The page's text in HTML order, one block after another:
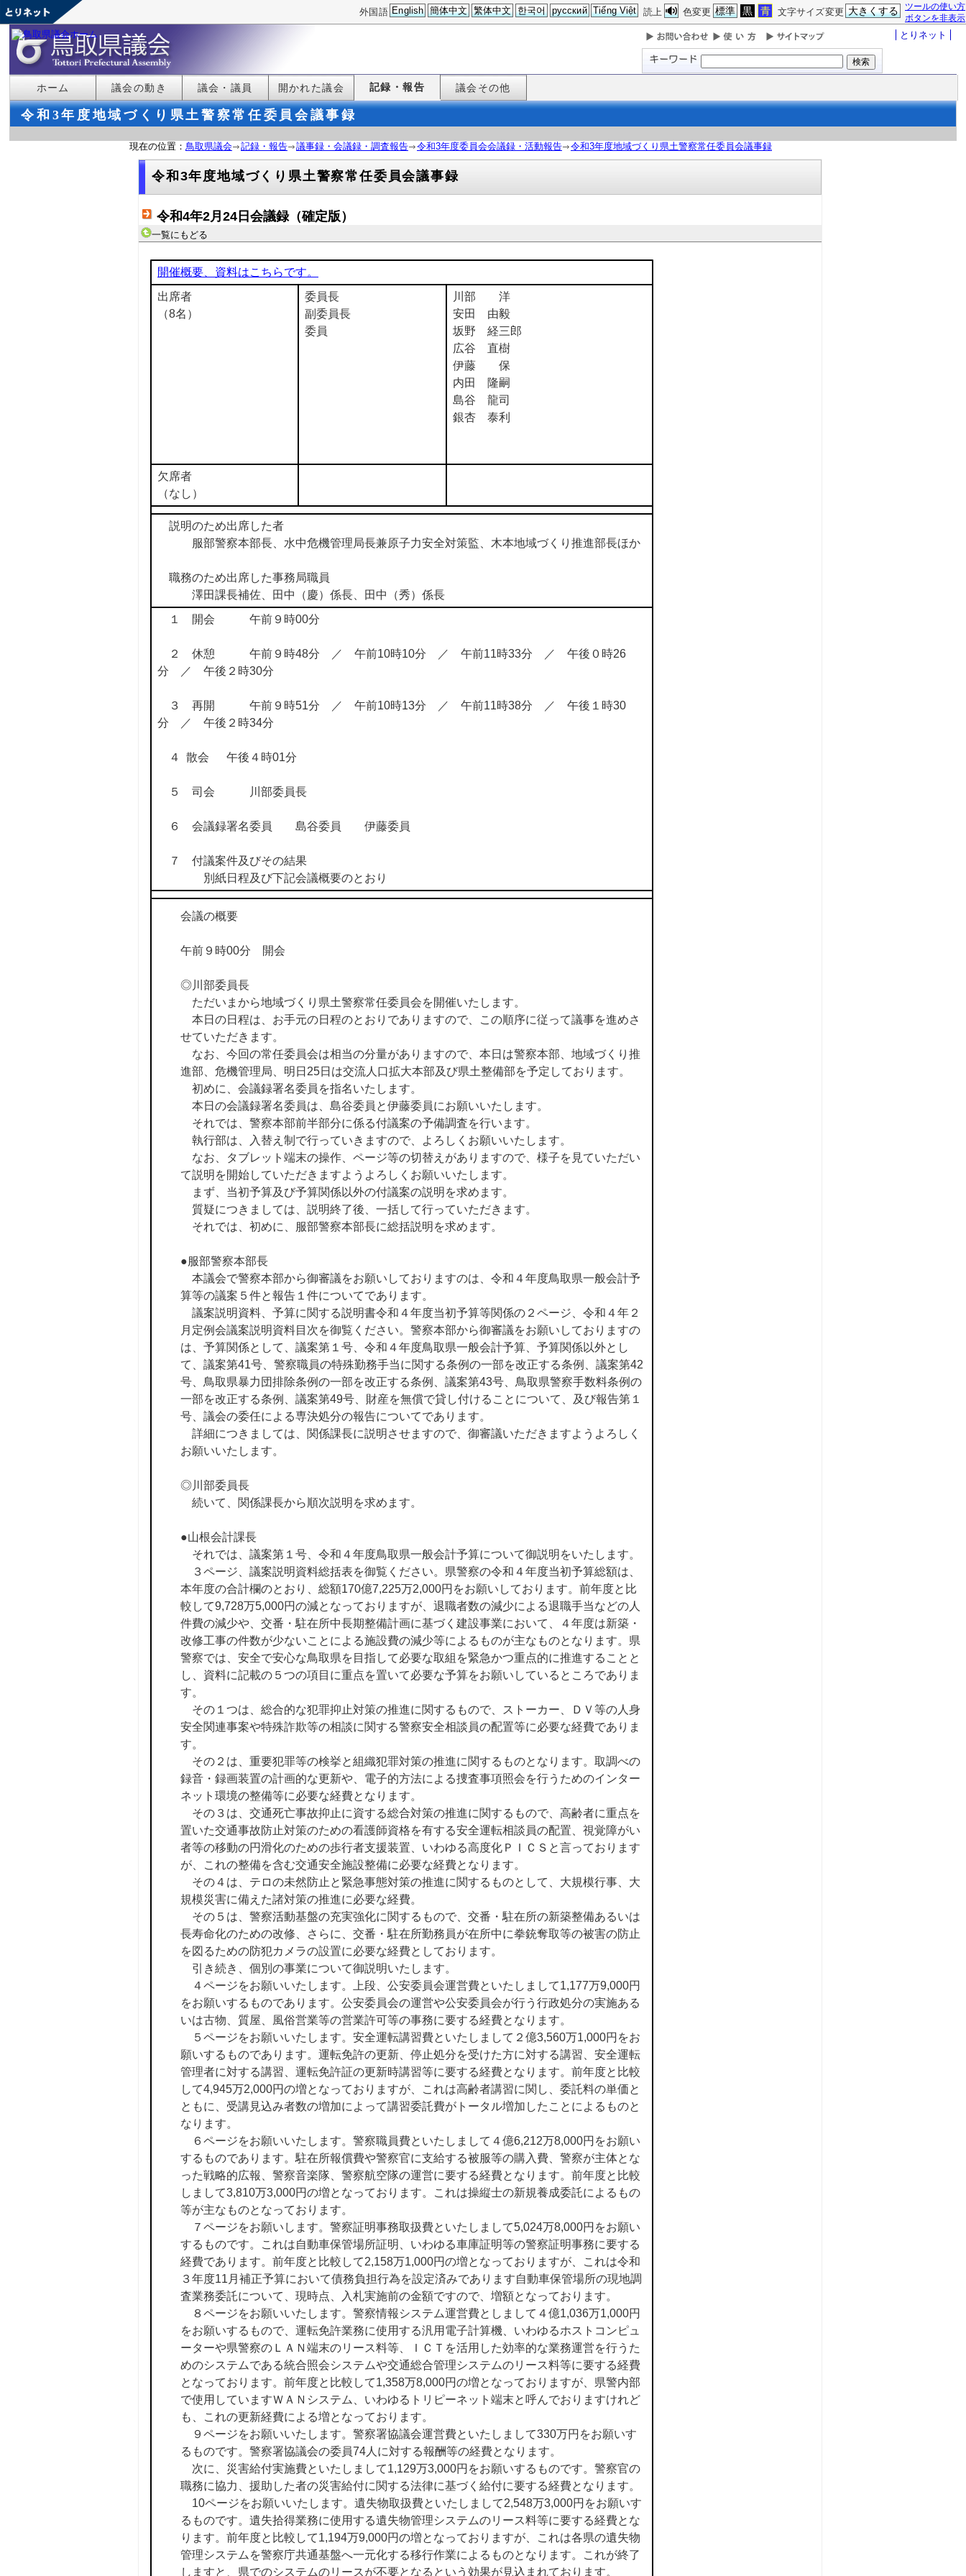
ツールの使い方
ボタンを非表示
文字サイズ変更 大きくする
色変更 標準 黒 青
読上
外国語 English 簡体中文 繁体中文 한국어 русский Tiếng Việt
とりネット
ホーム 議会の動き 議会・議員 開かれた議会 記録・報告 議会その他
令和3年度地域づくり県土警察常任委員会議事録
現在の位置： 鳥取県議会 記録・報告 議事録・会議録・調査報告 令和3年度委員会会議録・活動報告 令和3年度地域づくり県土警察常任委員会議事録
令和3年度地域づくり県土警察常任委員会議事録
令和4年2月24日会議録（確定版）
一覧にもどる
開催概要、資料はこちらです。
出席者
（8名）
委員長
副委員長
委員
川部 洋
安田 由毅
坂野 経三郎
広谷 直樹
伊藤 保
内田 隆嗣
島谷 龍司
銀杏 泰利
欠席者
（なし）
説明のため出席した者
服部警察本部長、水中危機管理局長兼原子力安全対策監、木本地域づくり推進部長ほか
職務のため出席した事務局職員
澤田課長補佐、田中（慶）係長、田中（秀）係長
１ 開会 午前９時00分
２ 休憩 午前９時48分 ／ 午前10時10分 ／ 午前11時33分 ／ 午後０時26
分 ／ 午後２時30分
３ 再開 午前９時51分 ／ 午前10時13分 ／ 午前11時38分 ／ 午後１時30
分 ／ 午後２時34分
４ 散会 午後４時01分
５ 司会 川部委員長
６ 会議録署名委員 島谷委員 伊藤委員
７ 付議案件及びその結果
別紙日程及び下記会議概要のとおり
会議の概要
午前９時00分 開会
◎川部委員長
ただいまから地域づくり県土警察常任委員会を開催いたします。
本日の日程は、お手元の日程のとおりでありますので、この順序に従って議事を進めさ
せていただきます。
なお、今回の常任委員会は相当の分量がありますので、本日は警察本部、地域づくり推
進部、危機管理局、明日25日は交流人口拡大本部及び県土整備部を予定しております。
初めに、会議録署名委員を指名いたします。
本日の会議録署名委員は、島谷委員と伊藤委員にお願いいたします。
それでは、警察本部前半部分に係る付議案の予備調査を行います。
執行部は、入替え制で行っていきますので、よろしくお願いいたします。
なお、タブレット端末の操作、ページ等の切替えがありますので、様子を見ていただい
て説明を開始していただきますようよろしくお願いいたします。
まず、当初予算及び予算関係以外の付議案の説明を求めます。
質疑につきましては、説明終了後、一括して行っていただきます。
それでは、初めに、服部警察本部長に総括説明を求めます。
●服部警察本部長
本議会で警察本部から御審議をお願いしておりますのは、令和４年度鳥取県一般会計予
算等の議案５件と報告１件についてであります。
議案説明資料、予算に関する説明書令和４年度当初予算等関係の２ページ、令和４年２
月定例会議案説明資料目次を御覧ください。警察本部から御審議をお願いしておりますの
は、予算関係として、議案第１号、令和４年度鳥取県一般会計予算、予算関係以外とし
て、議案第41号、警察職員の特殊勤務手当に関する条例の一部を改正する条例、議案第42
号、鳥取県暴力団排除条例の一部を改正する条例、議案第43号、鳥取県警察手数料条例の
一部を改正する条例、議案第49号、財産を無償で貸し付けることについて、及び報告第１
号、議会の委任による専決処分の報告についてであります。
詳細につきましては、関係課長に説明させますので、御審議いただきますようよろしく
お願いいたします。
◎川部委員長
続いて、関係課長から順次説明を求めます。
●山根会計課長
それでは、議案第１号、令和４年度鳥取県一般会計予算について御説明をいたします。
３ページ、議案説明資料総括表を御覧ください。県警察の令和４年度当初予算総額は、
本年度の合計欄のとおり、総額170億7,225万2,000円をお願いしております。前年度と比
較して9,728万5,000円の減となっておりますが、退職者数の減少による退職手当などの人
件費の減少や、交番・駐在所中長期整備計画に基づく建設事業において、４年度は新築・
改修工事の件数が少ないことによる施設費の減少等によるものが主なものとなります。県
警察では、安全で安心な鳥取県を目指して必要な取組を緊急かつ重点的に推進することと
し、資料に記載の５つの項目に重点を置いて必要な予算をお願いしているところでありま
す。
その１つは、総合的な犯罪抑止対策の推進に関するもので、ストーカー、ＤＶ等の人身
安全関連事案や特殊詐欺等の相談に関する警察安全相談員の配置等に必要な経費でありま
す。
その２は、重要犯罪等の検挙と組織犯罪対策の推進に関するものとなります。取調べの
録音・録画装置の計画的な更新や、電子的方法による捜査事項照会を行うためのインター
ネット環境の整備等に必要な経費となります。
その３は、交通死亡事故抑止に資する総合対策の推進に関するもので、高齢者に重点を
置いた交通事故防止対策のための看護師資格を有する安全運転相談員の配置、視覚障がい
者等の移動の円滑化のための歩行者支援装置、いわゆる高度化ＰＩＣＳと言っております
が、これの整備を含む交通安全施設整備に必要な経費となります。
その４は、テロの未然防止と緊急事態対策の推進に関するものとして、大規模行事、大
規模災害に備えた諸対策の推進に必要な経費。
その５は、警察活動基盤の充実強化に関するもので、交番・駐在所の新築整備あるいは
長寿命化のための改修、さらに、交番・駐在所勤務員が在所中に拳銃奪取等の被害の防止
を図るための防犯カメラの設置に必要な経費としております。
引き続き、個別の事業について御説明いたします。
４ページをお願いいたします。上段、公安委員会運営費といたしまして1,177万9,000円
をお願いするものであります。公安委員会の運営や公安委員会が行う行政処分の実施ある
いは古物、質屋、風俗営業等の営業許可等の事務に要する経費となります。
５ページをお願いいたします。安全運転講習費といたしまして２億3,560万1,000円をお
願いするものであります。運転免許の更新、停止処分を受けた方に対する講習、安全運転
管理者に対する講習、運転免許証の更新時講習等に要する経費となります。前年度と比較
して4,945万2,000円の増となっておりますが、これは高齢者講習に関し、委託料の単価と
ともに、受講見込み者数の増加によって講習委託費がトータル増加したことによるものと
なります。
６ページをお願いいたします。警察職員費といたしまして４億6,212万8,000円をお願い
するものであります。駐在所報償費や警察官に支給する被服等の購入費、警察が主体とな
った戦略的広報、警察音楽隊、警察航空隊の運営に要する経費となります。前年度と比較
しまして3,810万3,000円の増となっております。これは操縦士の新規養成委託によるもの
等が主なものとなっております。
７ページをお願いします。警察証明事務取扱費といたしまして5,024万8,000円をお願い
するものです。これは自動車保管場所証明、いわゆる車庫証明等の警察証明事務に要する
経費であります。前年度と比較して2,158万1,000円の増となっておりますが、これは令和
３年度11月補正予算において債務負担行為を設定済みであります自動車保管場所の現地調
査業務委託について、現時点、入札実施前の金額ですので、増額となっております。
８ページをお願いいたします。警察情報システム運営費としまして４億1,036万1,000円
をお願いするもので、運転免許業務に使用する汎用電子計算機、いわゆるホストコンピュ
ーターや県警察のＬＡＮ端末のリース料等、ＩＣＴを活用した効率的な業務運営を行うた
めのシステムである統合照会システムや交通総合管理システムのリース料等に要する経費
となっております。前年度と比較して1,358万8,000円の増となっておりますが、県警内部
で使用していますＷＡＮシステム、いわゆるトリピーネット端末と呼んでおりますけれど
も、これの更新経費による増となっております。
９ページをお願いいたします。警察署協議会運営費といたしまして330万円をお願いす
るものです。警察署協議会の委員74人に対する報酬等の経費となります。
次に、災害給付実施費といたしまして1,129万3,000円をお願いするものです。警察官の
職務に協力、援助した者の災害給付に関する法律に基づく給付に要する経費となります。
10ページをお願いいたします。遺失物取扱費といたしまして2,548万3,000円をお願いす
るものです。遺失拾得業務に使用する遺失物管理システムのリース料等に要する経費とな
ります。前年度と比較して1,194万9,000円の増となっておりますが、これは各県の遺失物
管理システムを警察庁共通基盤へ一元化する移行作業によるものとなります。これが終了
しますと、県でのシステムのリースが不要となるという効果が見込まれております。